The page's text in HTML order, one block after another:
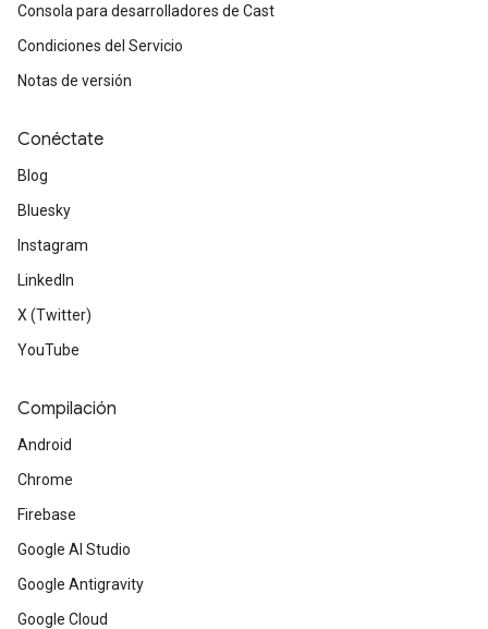
Consola para desarrolladores de Cast
Condiciones del Servicio
Notas de versión
Conéctate
Blog
Bluesky
Instagram
LinkedIn
X (Twitter)
YouTube
Compilación
Android
Chrome
Firebase
Google AI Studio
Google Antigravity
Google Cloud